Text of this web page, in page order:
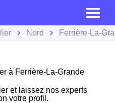
Nord Ferrière-La-
à Ferrière-La-Grande
et laissez nos experts
votre profil.